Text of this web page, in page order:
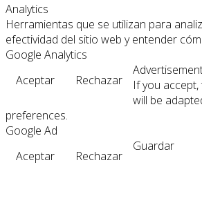
Analytics
Herramientas que se utilizan para
efectividad del sitio web y entender
Google Analytics
Aceptar
Rechazar
If you
will be
preferences.
Google Ad
Aceptar
Rechazar
Guardar